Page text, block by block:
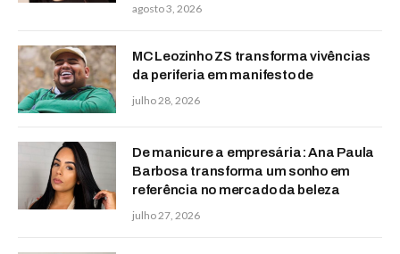
agosto 3, 2026
MC Leozinho ZS transforma vivências
da periferia em manifesto de
julho 28, 2026
De manicure a empresária: Ana Paula
Barbosa transforma um sonho em
referência no mercado da beleza
julho 27, 2026